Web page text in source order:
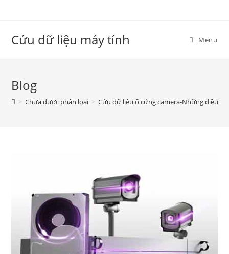
Cứu dữ liệu máy tính Menu
Blog
> Chưa được phân loại > Cứu dữ liệu ổ cứng camera-Những điều